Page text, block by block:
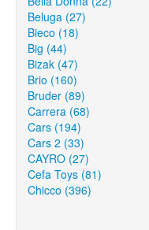
Beluga (27)
Bieco (18)
Big (44)
Bizak (47)
Brio (160)
Bruder (89)
Carrera (68)
Cars (194)
Cars 2 (33)
CAYRO (27)
Cefa Toys (81)
Chicco (396)